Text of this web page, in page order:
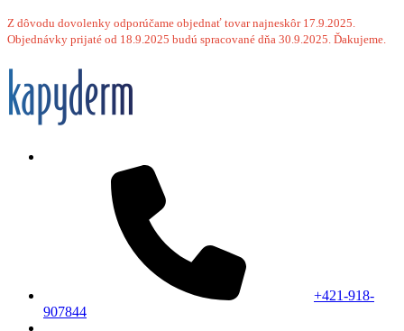
Z dôvodu dovolenky odporúčame objednať tovar najneskôr 17.9.2025.
Objednávky prijaté od 18.9.2025 budú spracované dňa 30.9.2025. Ďakujeme.
+421-918-
907844